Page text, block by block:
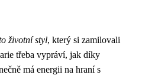
životní styl, který si zamilovali
třeba vypráví, jak díky
má energii na hraní s